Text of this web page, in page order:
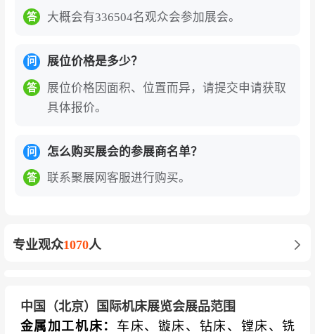
械、台湾瀧泽、百德机械、友嘉实业、上银科
技、东培工业、台湾引兴、德大机械
境内领军企业：通用技术集团、秦川机床、科德
数控、济南二机床、北一机床、北京精雕、蒂德
精机、汇专科技、广州数控、华中数控
团、合肥合锻、南京蓝昊、大族激光、徐州锻
压、广东锻压、苏州托克斯、南通麦斯铁、广东
诸城圣阳
磨料磨具企业：江西冠亿、苏州远东砂轮、山东
答 大概会有336504名观众会参加展会。
问 展位价格是多少？
答
展位价格因面积、位置而异，请提交申请获取
具体报价。
问 怎么购买展会的参展商名单？
答 联系聚展网客服进行购买。
专业观众1070人
中国（北京）国际机床展览会展品范围
金属加工机床： 车床、镟床、钻床、镗床、铣